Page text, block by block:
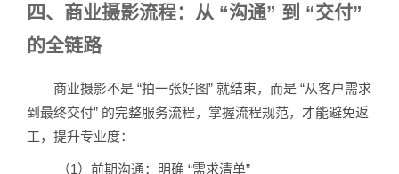
四、商业摄影流程：从 “沟通” 到 “交付”
的全链路
商业摄影不是 “拍一张好图” 就结束，而是 “从客户需求
到最终交付” 的完整服务流程，掌握流程规范，才能避免返
工，提升专业度：
（1）前期沟通：明确 “需求清单”